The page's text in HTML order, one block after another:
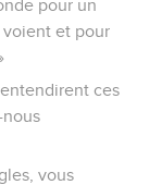
pour un
et pour
ces
nous
vous